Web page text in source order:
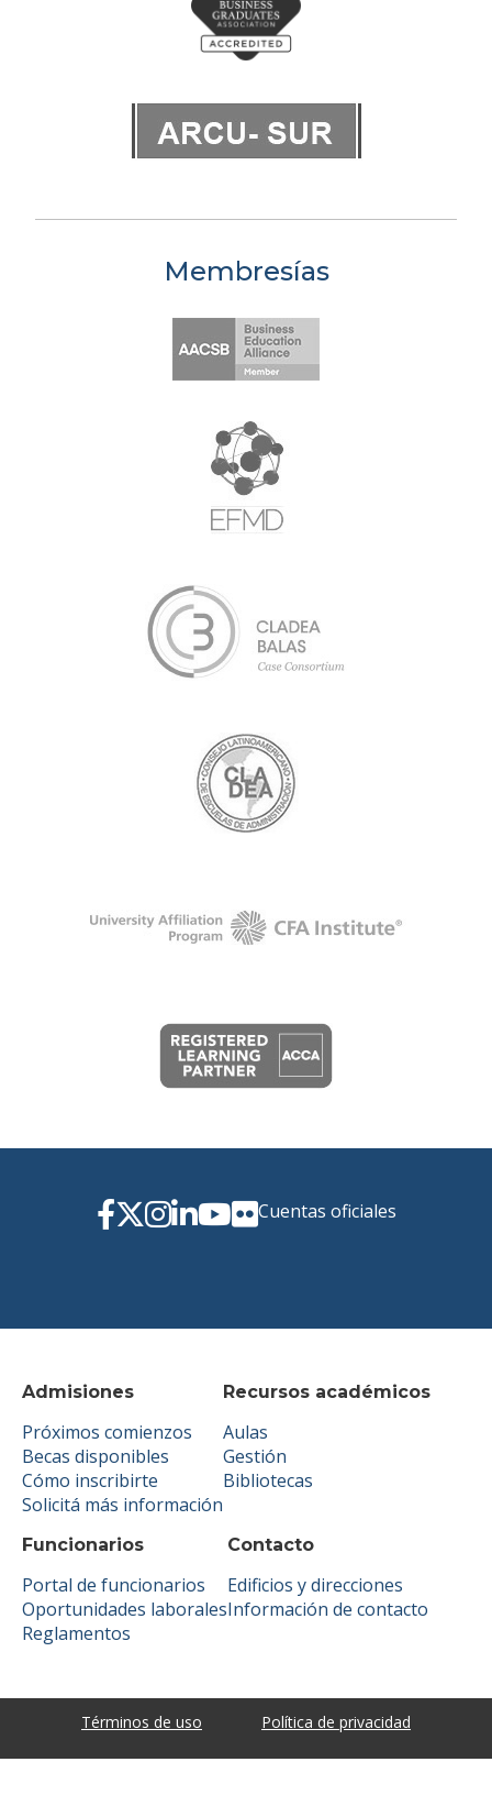
Membresías
Admisiones
Próximos comienzos
Becas disponibles
Cómo inscribirte
Solicitá más información
Recursos académicos
Aulas
Gestión
Bibliotecas
Funcionarios
Portal de funcionarios
Oportunidades laborales
Reglamentos
Contacto
Edificios y direcciones
Información de contacto
Cuentas oficiales
Términos de uso Política de privacidad